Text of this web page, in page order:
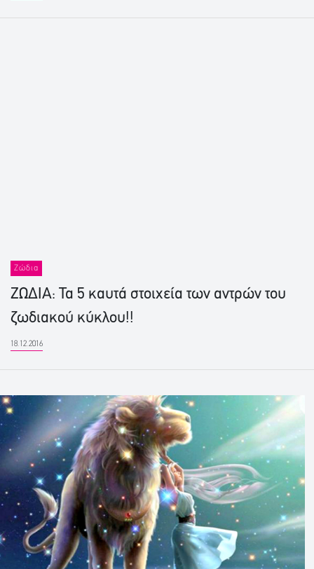
Ζώδια
ΖΩΔΙΑ: Τα 5 καυτά στοιχεία των αντρών του
ζωδιακού κύκλου!!
18.12.2016